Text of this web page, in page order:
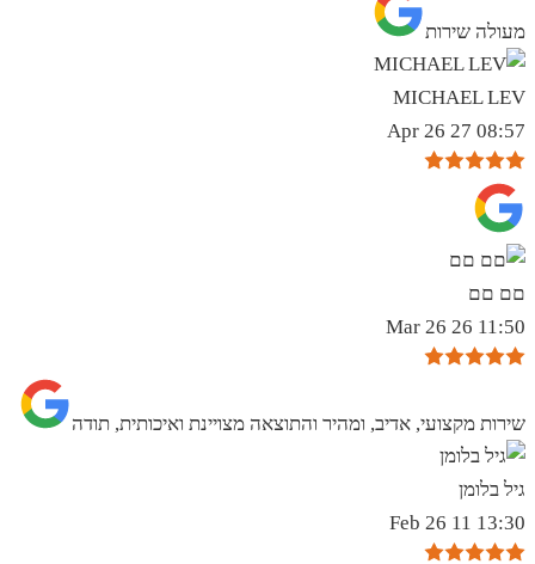
מעולה שירות
MICHAEL LEV
08:57 27 Apr 26
םם םם
11:50 26 Mar 26
שירות מקצועי, אדיב, ומהיר והתוצאה מצויינת ואיכותית, תודה
גיל בלומן
13:30 11 Feb 26